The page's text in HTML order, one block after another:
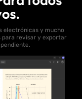
electrónicas y mucho
para revisar y exportar